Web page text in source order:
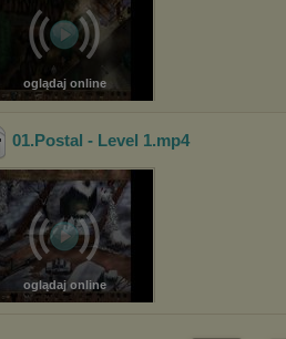
oglądaj online
01.Postal - Level 1.mp4
oglądaj online